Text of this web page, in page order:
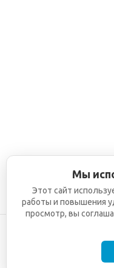
Мы
Этот сайт
работы и повышения
просмотр, вы